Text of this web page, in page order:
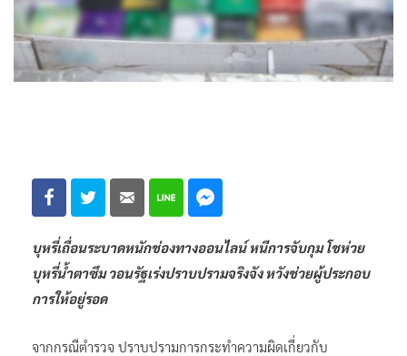
บุหรี่เถื่อนระบาดหนักช่องทางออนไลน์ หนีการจับกุม โชห่วย
บุหรี่น้ำตาซึม วอนรัฐเร่งปราบปรามจริงจัง หวังช่วยผู้ประกอบ
การให้อยู่รอด
จากกรณีตำรวจ ปราบปรามการกระทำความผิดเกี่ยวกับ